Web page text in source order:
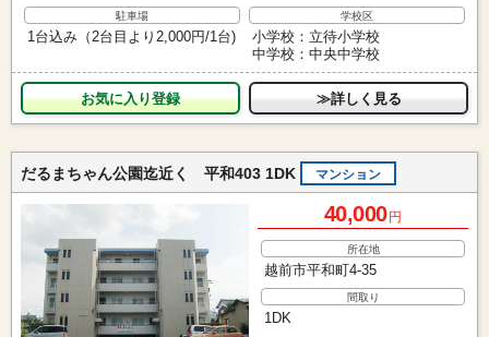
駐車場
1台込み（2台目より2,000円/1台)
学校区
小学校：立待小学校
中学校：中央中学校
お気に入り ≫詳しく見る
だるまちゃん公園迄近く 平和403 1DK マンション
40,000 円
所在地
越前市平和町4-35
間取り
1DK